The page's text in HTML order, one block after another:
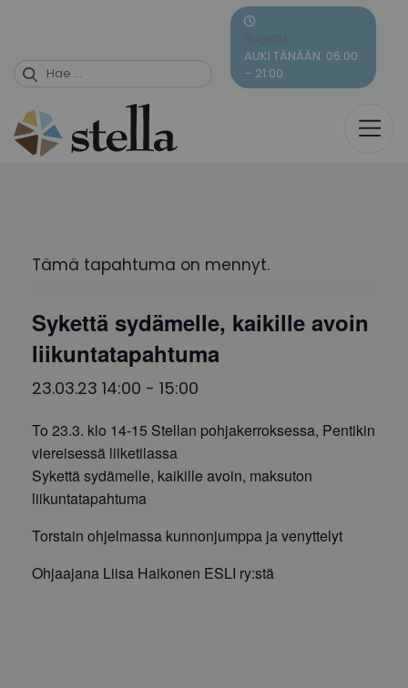
content
Suljettu
AUKI TÄNÄÄN: 06:00
– 21:00
Tämä tapahtuma on mennyt.
Sykettä sydämelle, kaikille avoin
liikuntatapahtuma
23.03.23 14:00 - 15:00
To 23.3. klo 14-15 Stellan pohjakerroksessa, Pentikin
viereisessä liiketilassa
Sykettä sydämelle, kaikille avoin, maksuton
liikuntatapahtuma
Torstain ohjelmassa kunnonjumppa ja venyttelyt
Ohjaajana Liisa Haikonen ESLI ry:stä